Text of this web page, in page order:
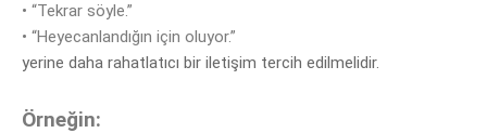
• “Tekrar söyle.”
• “Heyecanlandığın için oluyor.”
yerine daha rahatlatıcı bir iletişim tercih edilmelidir.
Örneğin: